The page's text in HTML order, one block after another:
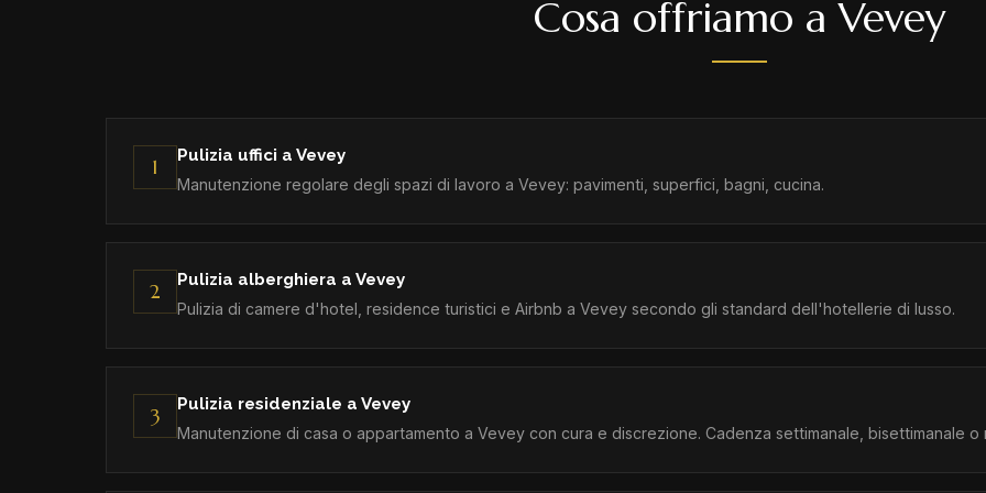
Cosa offriamo a Vevey
1 Pulizia uffici a Vevey
Manutenzione regolare degli spazi di lavoro a Vevey: pavimenti, superfici, bagni, cucina.
2 Pulizia alberghiera a Vevey
Pulizia di camere d'hotel, residence turistici e Airbnb a Vevey secondo gli standard dell'hotellerie di lusso.
3 Pulizia residenziale a Vevey
Manutenzione di casa o appartamento a Vevey con cura e discrezione. Cadenza settimanale, bisettimanale o